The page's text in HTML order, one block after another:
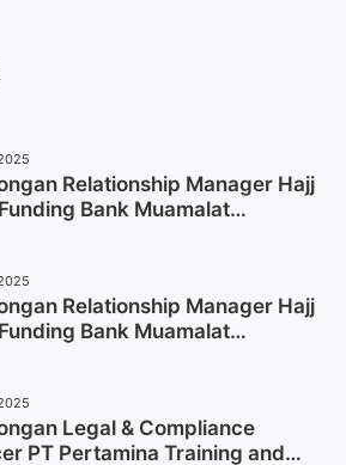
Relationship Manager Hajj
Bank Muamalat
Relationship Manager Hajj
Bank Muamalat
Legal & Compliance
PT Pertamina Training and